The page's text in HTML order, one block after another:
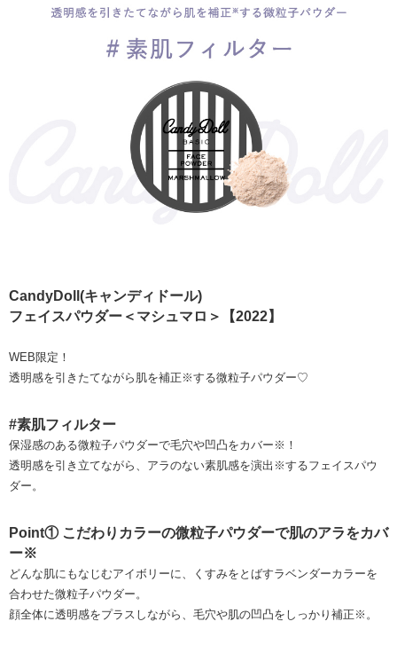
CandyDoll(キャンディドール)
フェイスパウダー＜マシュマロ＞【2022】
WEB限定！
透明感を引きたてながら肌を補正※する微粒子パウダー♡
#素肌フィルター
保湿感のある微粒子パウダーで毛穴や凹凸をカバー※！
透明感を引き立てながら、アラのない素肌感を演出※するフェイスパウ
ダー。
Point① こだわりカラーの微粒子パウダーで肌のアラをカバ
ー※
どんな肌にもなじむアイボリーに、くすみをとばすラベンダーカラーを
合わせた微粒子パウダー。
顔全体に透明感をプラスしながら、毛穴や肌の凹凸をしっかり補正※。